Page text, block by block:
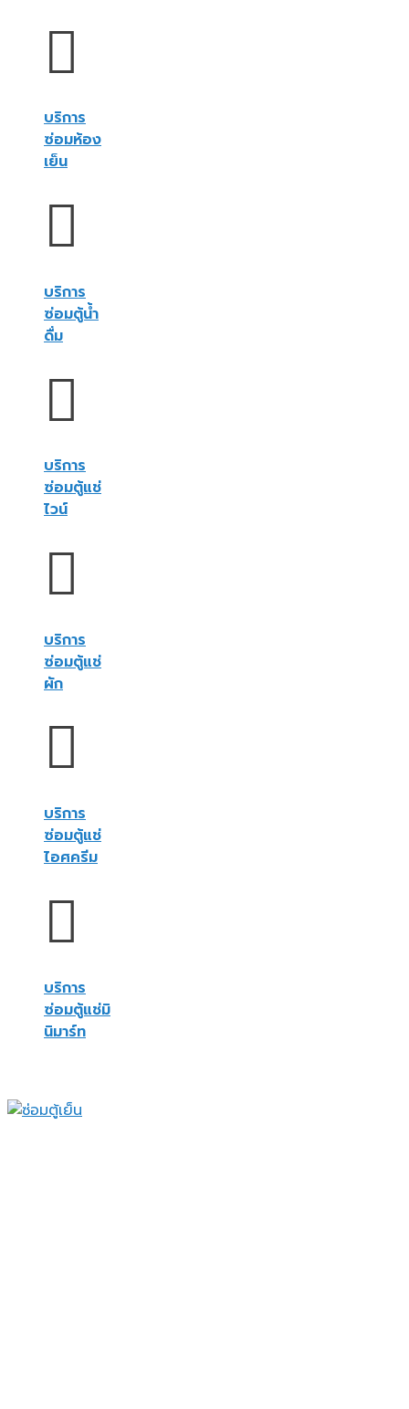
บริการ
ซ่อมห้อง
เย็น
บริการ
ซ่อมตู้น้ำ
ดื่ม
บริการ
ซ่อมตู้แช่
ไวน์
บริการ
ซ่อมตู้แช่
ผัก
บริการ
ซ่อมตู้แช่
ไอศครีม
บริการ
ซ่อมตู้แช่มิ
นิมาร์ท